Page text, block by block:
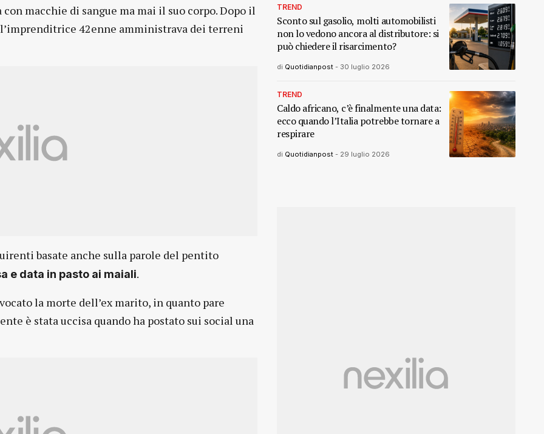
macchie di sangue ma mai il suo corpo. Dopo il
42enne amministrava dei terreni
basate anche sulla parole del pentito
e data in pasto ai maiali.
la morte dell’ex marito, in quanto pare
è stata uccisa quando ha postato sui social una
TREND
Sconto sul gasolio, molti automobilisti
non lo vedono ancora al distributore: si
può chiedere il risarcimento?
di Quotidianpost - 30 luglio 2026
TREND
Caldo africano, c’è finalmente una data:
ecco quando l’Italia potrebbe tornare a
respirare
di Quotidianpost - 29 luglio 2026